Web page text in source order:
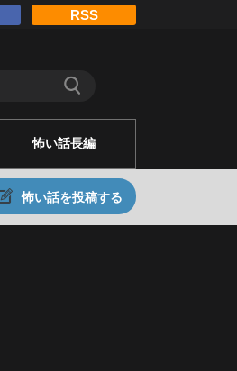
RSS
怖い話長編
怖い話を投稿する